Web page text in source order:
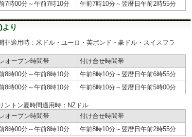
7時00分～午前7時10分 午前7時10分～翌暦日午前2時55分
り
非適用時：米ドル・ユーロ・英ポンド・豪ドル・スイスフラ
オープン時間帯
付け合せ時間帯
8時00分～午前8時10分
午前8時10分～翌暦日午前6時55分
8時00分～午前8時10分 午前8時10分～翌暦日午前5時00分
ントン夏時間適用時：NZドル
オープン時間帯
付け合せ時間帯
8時00分～午前8時10分 午前8時10分～翌暦日午前2時55分